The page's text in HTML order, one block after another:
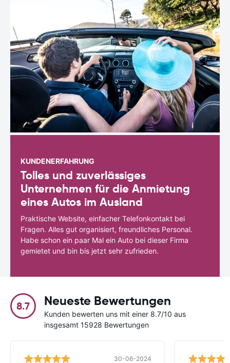
KUNDENERFAHRUNG
Tolles und zuverlässiges
Unternehmen für die Anmietung
eines Autos im Ausland
Praktische Website, einfacher Telefonkontakt bei
Fragen. Alles gut organisiert, freundliches Personal.
Habe schon ein paar Mal ein Auto bei dieser Firma
gemietet und bin bis jetzt sehr zufrieden.
8.7 Neueste Bewertungen
Kunden bewerten uns mit einer 8.7/10 aus
insgesamt 15928 Bewertungen
30-06-2024